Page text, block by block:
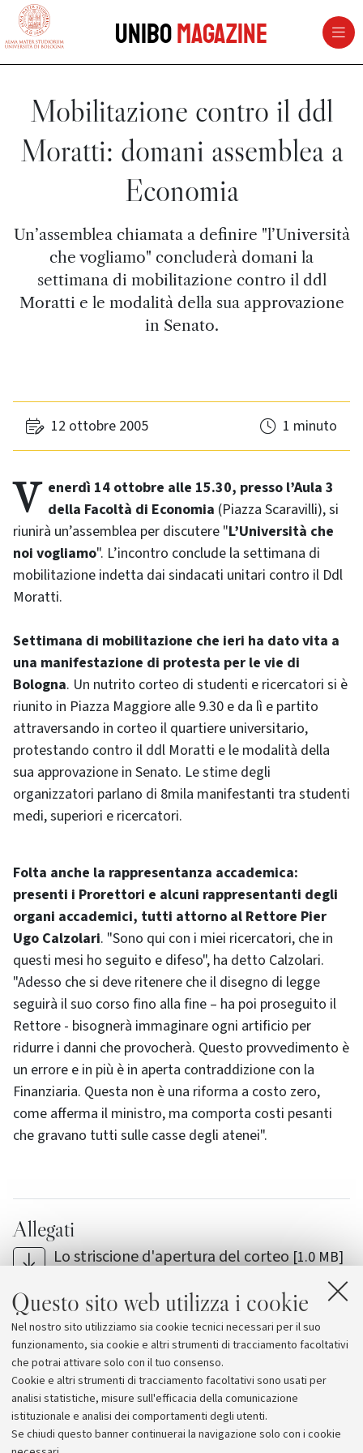
Questo sito web utilizza i cookie
Nel nostro sito utilizziamo sia cookie tecnici necessari per il suo
funzionamento, sia cookie e altri strumenti di tracciamento facoltativi
che potrai attivare solo con il tuo consenso.
Cookie e altri strumenti di tracciamento facoltativi sono usati per
analisi statistiche, misure sull'efficacia della comunicazione
istituzionale e analisi dei comportamenti degli utenti.
Se chiudi questo banner continuerai la navigazione solo con i cookie
vai al contenuto della pagina
UniboMagazine
Mobilitazione contro il ddl
Moratti: domani assemblea a
Economia
Un’assemblea chiamata a definire "l’Università
che vogliamo" concluderà domani la
settimana di mobilitazione contro il ddl
Moratti e le modalità della sua approvazione
in Senato.
12 ottobre 2005 1 minuto
Venerdì 14 ottobre alle 15.30, presso l’Aula 3 della Facoltà di Economia (Piazza Scaravilli), si
riunirà un’assemblea per discutere "L’Università che
noi vogliamo". L’incontro conclude la settimana di
mobilitazione indetta dai sindacati unitari contro il Ddl
Moratti.
Settimana di mobilitazione che ieri ha dato vita a
una manifestazione di protesta per le vie di
Bologna. Un nutrito corteo di studenti e ricercatori si è
riunito in Piazza Maggiore alle 9.30 e da lì e partito
attraversando in corteo il quartiere universitario,
protestando contro il ddl Moratti e le modalità della
sua approvazione in Senato. Le stime degli
organizzatori parlano di 8mila manifestanti tra studenti
medi, superiori e ricercatori.
Folta anche la rappresentanza accademica:
presenti i Prorettori e alcuni rappresentanti degli
organi accademici, tutti attorno al Rettore Pier
Ugo Calzolari. "Sono qui con i miei ricercatori, che in
questi mesi ho seguito e difeso", ha detto Calzolari.
"Adesso che si deve ritenere che il disegno di legge
seguirà il suo corso fino alla fine – ha poi proseguito il
Rettore - bisognerà immaginare ogni artificio per
ridurre i danni che provocherà. Questo provvedimento è
un errore e in più è in aperta contraddizione con la
Finanziaria. Questa non è una riforma a costo zero,
come afferma il ministro, ma comporta costi pesanti
che gravano tutti sulle casse degli atenei".
Allegati
Lo striscione d'apertura del corteo[1.0 MB]
Striscione di protesta contro il Ministro
[270.2 KB]
Il corteo in via delle Belle Arti[1.0 MB]